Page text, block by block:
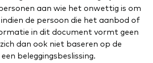
aan wie het onwettig is om
de persoon die het aanbod of
in dit document vormt geen
dan ook niet baseren op de
beleggingsbeslissing.